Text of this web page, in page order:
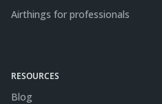
Airthings for professionals
RESOURCES
Blog